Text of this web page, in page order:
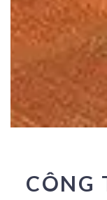
CÔNG